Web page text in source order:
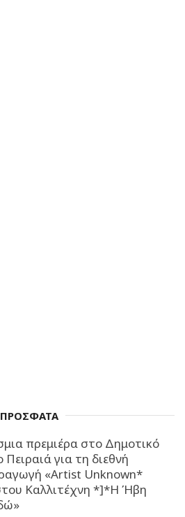
ΠΡΟΣΦΑΤΑ
πρεμιέρα στο Δημοτικό
για τη διεθνή
«Artist Unknown*
Καλλιτέχνη *]*Η Ήβη